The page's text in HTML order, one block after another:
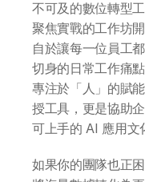
不可及的數位轉型
聚焦實戰的工作坊
自於讓每一位員工
切身的日常工作痛
專注於「人」的賦
授工具，更是協助
可上手的 AI 應用文
如果你的團隊也正